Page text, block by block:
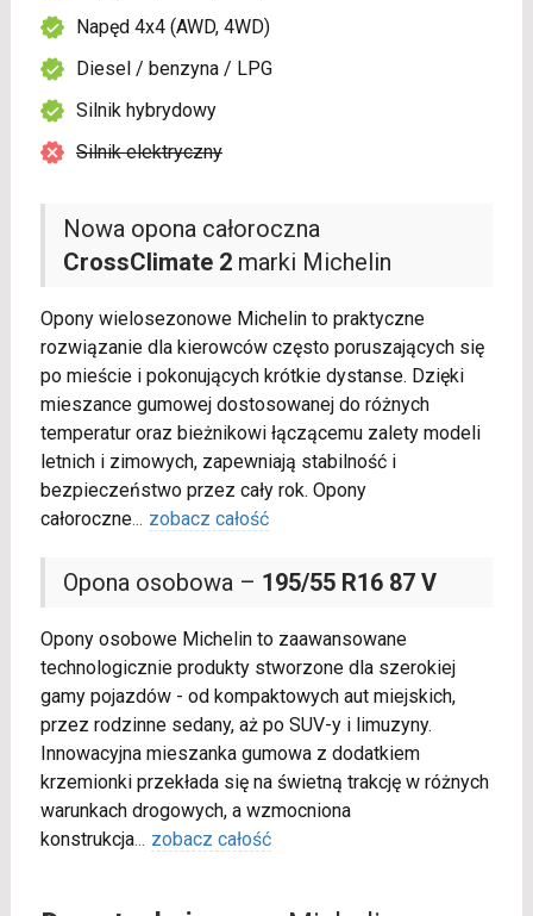
Nowa opona całoroczna
CrossClimate 2marki Michelin
Opony wielosezonowe Michelin to praktyczne
rozwiązanie dla kierowców często poruszających się
po mieście i pokonujących krótkie dystanse. Dzięki
mieszance gumowej dostosowanej do różnych
temperatur oraz bieżnikowi łączącemu zalety modeli
letnich i zimowych, zapewniają stabilność i
bezpieczeństwo przez cały rok. Opony
całoroczne... zobacz całość
Opona osobowa – 195/55 R16 87 V
Opony osobowe Michelin to zaawansowane
technologicznie produkty stworzone dla szerokiej
gamy pojazdów - od kompaktowych aut miejskich,
przez rodzinne sedany, aż po SUV-y i limuzyny.
Innowacyjna mieszanka gumowa z dodatkiem
krzemionki przekłada się na świetną trakcję w różnych
warunkach drogowych, a wzmocniona
konstrukcja... zobacz całość
Napęd 4x4 (AWD, 4WD)
Diesel / benzyna / LPG
Silnik hybrydowy
Silnik elektryczny